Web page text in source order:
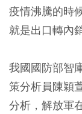
疫情沸騰的時
就是出口轉內
我國國防部智
策分析員陳穎
分析，解放軍